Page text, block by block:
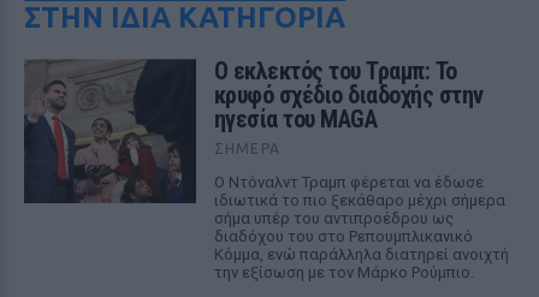
ΣΤΗΝ ΙΔΙΑ ΚΑΤΗΓΟΡΙΑ
Ο εκλεκτός του Τραμπ: Το
κρυφό σχέδιο διαδοχής στην
ηγεσία του MAGA
ΣΉΜΕΡΑ
Ο Ντόναλντ Τραμπ φέρεται να έδωσε
ιδιωτικά το πιο ξεκάθαρο μέχρι σήμερα
σήμα υπέρ του αντιπροέδρου ως
διαδόχου του στο Ρεπουμπλικανικό
Κόμμα, ενώ παράλληλα διατηρεί ανοιχτή
την εξίσωση με τον Μάρκο Ρούμπιο.